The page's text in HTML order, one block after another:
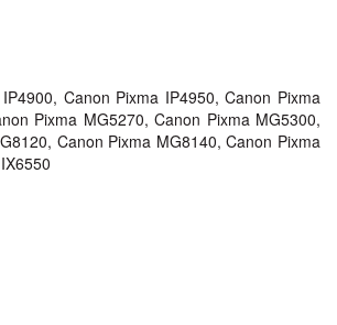
Canon Pixma IP4950, Canon Pixma
Pixma MG5270, Canon Pixma MG5300,
Canon Pixma MG8140, Canon Pixma